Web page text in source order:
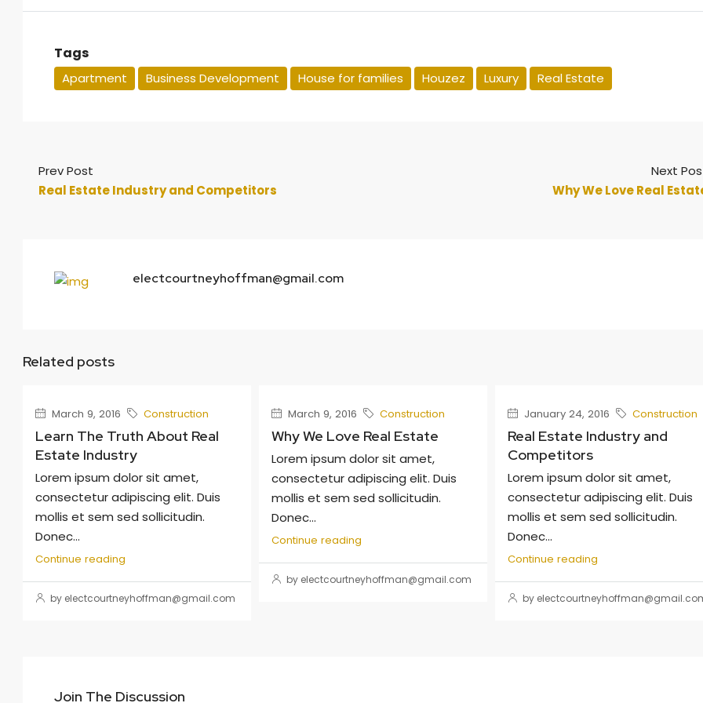
Tags
Apartment Business Development House for families Houzez Luxury Real Estate
Prev Post
Real Estate Industry and Competitors
Next
Why We Love Real
electcourtneyhoffman@gmail.com
Related posts
March 9, 2016 Construction
Learn The Truth About Real
Estate Industry
Lorem ipsum dolor sit amet,
consectetur adipiscing elit. Duis
mollis et sem sed sollicitudin.
Donec...
Continue reading
by electcourtneyhoffman@gmail.com
March 9, 2016 Construction
Why We Love Real Estate
Lorem ipsum dolor sit amet,
consectetur adipiscing elit. Duis
mollis et sem sed sollicitudin.
Donec...
Continue reading
by electcourtneyhoffman@gmail.com
January 24, 2016 Construction
Real Estate Industry and
Competitors
Lorem ipsum dolor sit amet,
consectetur adipiscing elit. Duis
mollis et sem sed sollicitudin.
Donec...
Continue reading
by
Join The Discussion